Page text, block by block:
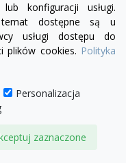
konfiguracji usługi.
temat dostępne są u
usługi dostępu do
plików cookies. Polityka
Personalizacja
zaznaczone